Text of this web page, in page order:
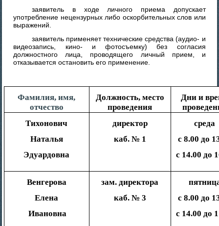
заявитель в ходе личного приема допускает
употребление нецензурных либо оскорбительных слов или
выражений.
заявитель применяет технические средства (аудио- и
видеозапись, кино- и фотосъемку) без согласия
должностного лица, проводящего личный прием, и
отказывается остановить его применение.
Фамилия, имя,
отчество
Должность, место
проведения
Дни и
Тихонович
Наталья
Эдуардовна
директор
каб. № 1
среда
с 8.00 до
с 14.00 до
Венгерова
Елена
Ивановна
зам. директора
каб. № 3
с 8.00 до
с 14.00 до